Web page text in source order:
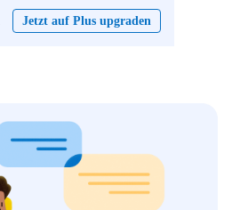
Jetzt auf Plus upgraden